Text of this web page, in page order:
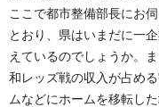
ここで都市整備部長にお
とおり、県はいまだに一
えているのでしょうか。
和レッズ戦の収入が占め
ムなどにホームを移転し